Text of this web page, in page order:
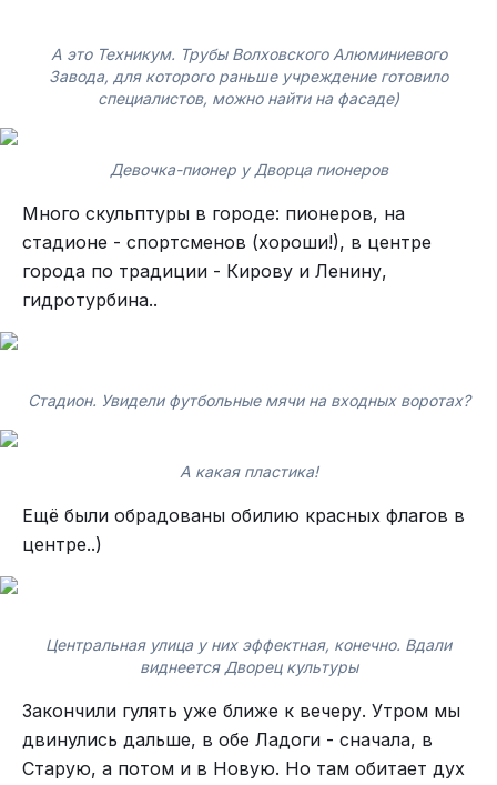
А это Техникум. Трубы Волховского Алюминиевого
Завода, для которого раньше учреждение готовило
специалистов, можно найти на фасаде)
Девочка-пионер у Дворца пионеров
Много скульптуры в городе: пионеров, на
стадионе - спортсменов (хороши!), в центре
города по традиции - Кирову и Ленину,
гидротурбина..
Стадион. Увидели футбольные мячи на входных воротах?
А какая пластика!
Ещё были обрадованы обилию красных флагов в
центре..)
Центральная улица у них эффектная, конечно. Вдали
виднеется Дворец культуры
Закончили гулять уже ближе к вечеру. Утром мы
двинулись дальше, в обе Ладоги - сначала, в
Старую, а потом и в Новую. Но там обитает дух